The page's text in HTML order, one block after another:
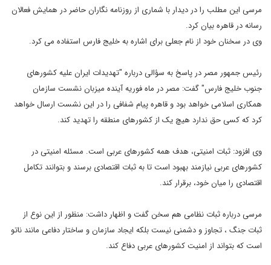
مرسی این مطلب را در دیدار با شماری از روزنامه نگاران حاضر در همایش فعالان
رسانه در قاهره بیان کرد.
وی در سخنان خود از نام جعلی برای اشاره به خلیج فارس استفاده می کرد.
رئیس جمهور مصر در پاسخ به سؤالی درباره "تهدیدات ایران علیه کشورهای
جنوب خلیج فارس" گفت: مصر در ماه فوریه آینده میزبان نشست سازمان
همکاری اسلامی خواهد بود و قاهره پیام شفافی را در این نشست ارسال خواهد
کرد که کسی حق ندارد هیچ یک از کشورهای منطقه را تهدید کند.
وی افزود: ثبات امنیتی، هدف همه کشورهای عربی است. مسئله امنیتی در
کشورهای عربی نیازمند بهبود است تا به ثبات اقتصادی برسند و بتوانند تکامل
اقتصادی را میان خود، برقرار کند.
مرسی درباره ثبات نظامی هم سخن گفت و اظهار داشت: منظور از این نوع از
ثبات جنگ ، تجاوز و دشمنی نیست بلکه ایجاد سازمان و ساختار دفاعی مانند ناتو
است که بتواند از امنیت کشورهای عربی دفاع کند.